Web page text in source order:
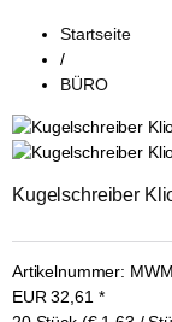
Startseite
/
BÜRO
Kugelschreiber
Artikelnummer:
EUR 32,61 *